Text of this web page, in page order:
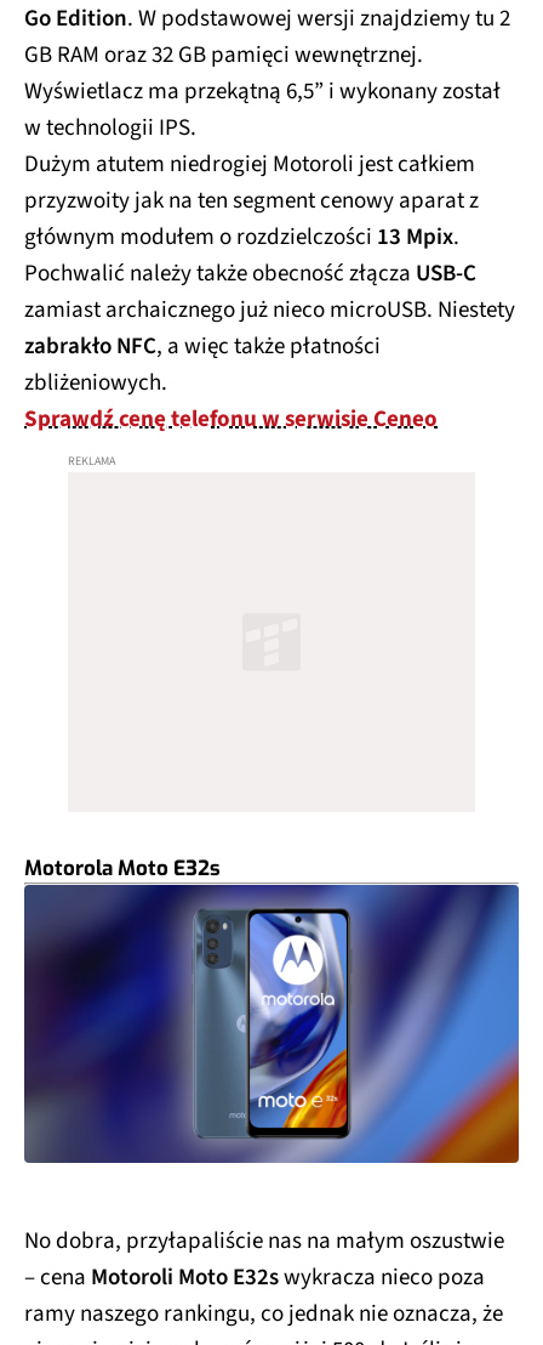
Go Edition. W podstawowej wersji znajdziemy tu 2
GB RAM oraz 32 GB pamięci wewnętrznej.
Wyświetlacz ma przekątną 6,5” i wykonany został
w technologii IPS.
Dużym atutem niedrogiej Motoroli jest całkiem
przyzwoity jak na ten segment cenowy aparat z
głównym modułem o rozdzielczości 13 Mpix.
Pochwalić należy także obecność złącza USB-C
zamiast archaicznego już nieco microUSB. Niestety
zabrakło NFC, a więc także płatności
zbliżeniowych.
Sprawdź cenę telefonu w serwisie Ceneo
Motorola Moto E32s
No dobra, przyłapaliście nas na małym oszustwie
– cena Motoroli Moto E32swykracza nieco poza
ramy naszego rankingu, co jednak nie oznacza, że